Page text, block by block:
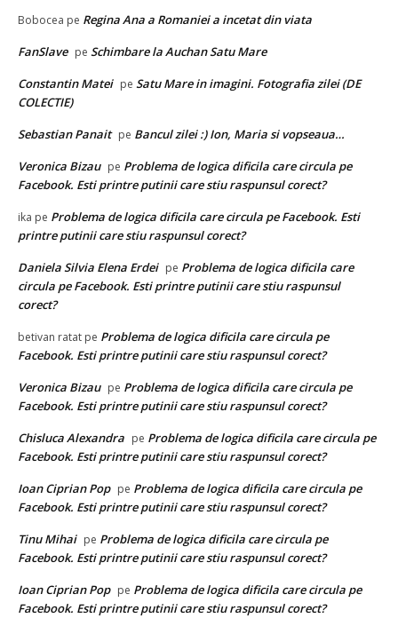
Bobocea pe Regina Ana a Romaniei a incetat din viata
FanSlave pe Schimbare la Auchan Satu Mare
Constantin Matei pe Satu Mare in imagini. Fotografia zilei (DE
COLECTIE)
Sebastian Panait pe Bancul zilei :) Ion, Maria si vopseaua…
Veronica Bizau pe Problema de logica dificila care circula pe
Facebook. Esti printre putinii care stiu raspunsul corect?
ika pe Problema de logica dificila care circula pe Facebook. Esti
printre putinii care stiu raspunsul corect?
Daniela Silvia Elena Erdei pe Problema de logica dificila care
circula pe Facebook. Esti printre putinii care stiu raspunsul
corect?
betivan ratat pe Problema de logica dificila care circula pe
Facebook. Esti printre putinii care stiu raspunsul corect?
Veronica Bizau pe Problema de logica dificila care circula pe
Facebook. Esti printre putinii care stiu raspunsul corect?
Chisluca Alexandra pe Problema de logica dificila care circula pe
Facebook. Esti printre putinii care stiu raspunsul corect?
Ioan Ciprian Pop pe Problema de logica dificila care circula pe
Facebook. Esti printre putinii care stiu raspunsul corect?
Tinu Mihai pe Problema de logica dificila care circula pe
Facebook. Esti printre putinii care stiu raspunsul corect?
Ioan Ciprian Pop pe Problema de logica dificila care circula pe
Facebook. Esti printre putinii care stiu raspunsul corect?